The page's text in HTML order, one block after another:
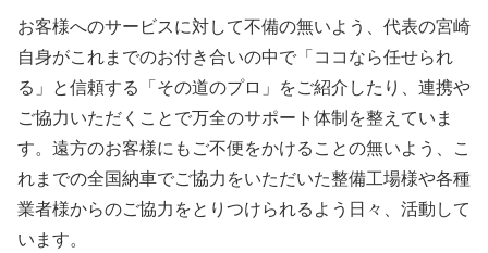
お客様へのサービスに対して不備の無いよう、代表の宮崎
自身がこれまでのお付き合いの中で「ココなら任せられ
る」と信頼する「その道のプロ」をご紹介したり、連携や
ご協力いただくことで万全のサポート体制を整えていま
す。遠方のお客様にもご不便をかけることの無いよう、こ
れまでの全国納車でご協力をいただいた整備工場様や各種
業者様からのご協力をとりつけられるよう日々、活動して
います。